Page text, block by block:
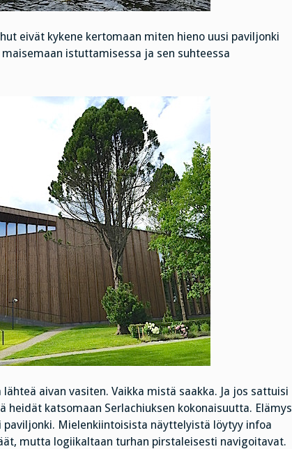
eivät kykene kertomaan miten hieno uusi paviljonki
istuttamisessa ja sen suhteessa
aivan vasiten. Vaikka mistä saakka. Ja jos sattuisi
katsomaan Serlachiuksen kokonaisuutta. Elämys
Mielenkiintoisista näyttelyistä löytyy infoa
mutta logiikaltaan turhan pirstaleisesti navigoitavat.